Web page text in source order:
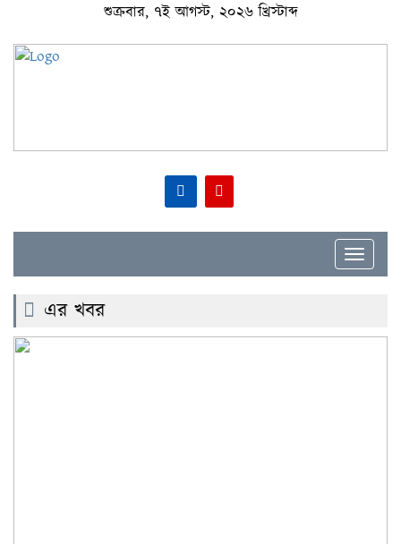
শুক্রবার, ৭ই আগস্ট, ২০২৬ খ্রিস্টাব্দ
Toggle
এর খবর